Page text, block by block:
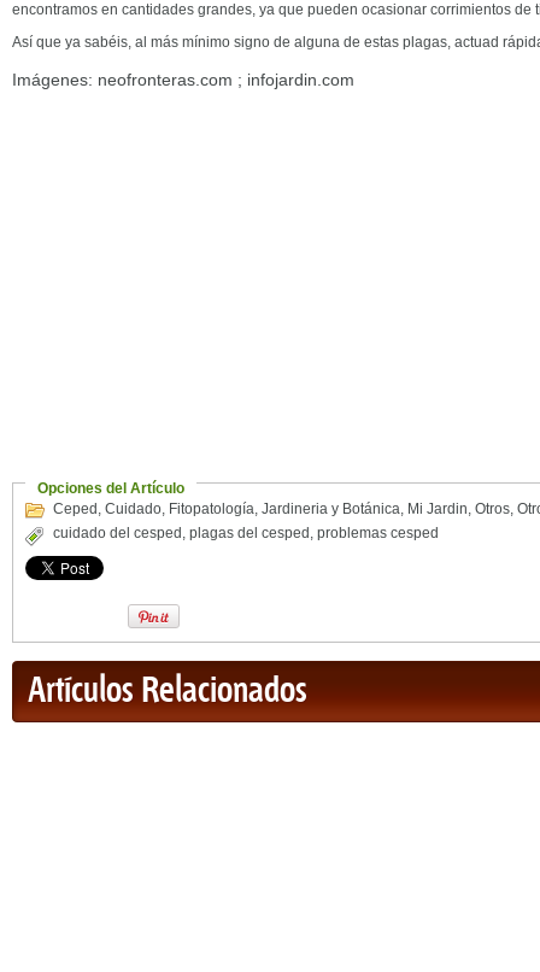
encontramos en cantidades grandes, ya que pueden ocasionar corrimientos de
Así que ya sabéis, al más mínimo signo de alguna de estas plagas, actuad
Imágenes: neofronteras.com ; infojardin.com
Opciones del Artículo
Ceped , Cuidado, Fitopatología, Jardineria y Botánica, Mi Jardin, Otros,
cuidado del cesped , plagas del cesped , problemas cesped
Artículos Relacionados